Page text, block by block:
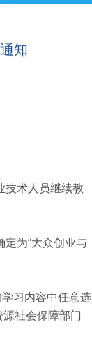
知
技术人员继续教
为“大众创业与
习内容中任意选
社会保障部门